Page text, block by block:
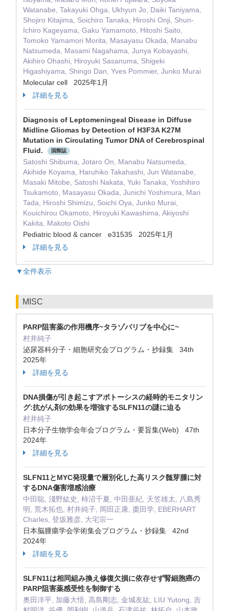
Watanabe, Takayuki Ohga, Ukhyun Jo, Daiki Taniyama,
Shojiro Kitajima, Soichiro Tanaka, Hiroshi Onji, Shun-
Ichiro Kageyama, Gaku Yamamoto, Hitoshi Saito,
Tomoko Yamamori Morita, Masayasu Okada, Manabu
Natsumeda, Masami Nagahama, Junya Kobayashi,
Akihiro Ohashi, Hiroyuki Sasanuma, Shigeki
Higashiyama, Shingo Dan, Yves Pommier, Junko Murai
Molecular cell 2025年1月
詳細を見る
Diagnosis of Leptomeningeal Disease in Diffuse
Midline Gliomas by Detection of H3F3A K27M
Mutation in Circulating Tumor DNA of Cerebrospinal
Fluid.
国際誌
Satoshi Shibuma, Jotaro On, Manabu Natsumeda,
Akihide Koyama, Haruhiko Takahashi, Jun Watanabe,
Masaki Mitobe, Satoshi Nakata, Yuki Tanaka, Yoshihiro
Tsukamoto, Masayasu Okada, Junichi Yoshimura, Mari
Tada, Hiroshi Shimizu, Soichi Oya, Junko Murai,
Kouichirou Okamoto, Hiroyuki Kawashima, Akiyoshi
Kakita, Makoto Oishi
Pediatric blood & cancer e31535 2025年1月
詳細を見る
▼全件表示
MISC
PARP阻害薬の作用機序~タラゾパリブを中心に~
村井純子
泌尿器科分子・細胞研究会プログラム・抄録集 34th
2025年
詳細を見る
DNA損傷が引き起こすアポトーシスの経時的モニタリン
グ:抗がん剤の効果を増強するSLFN11の謎に迫る
村井純子
日本分子生物学会年会プログラム・要旨集(Web) 47th
2024年
詳細を見る
SLFN11とMYC発現量で層別化した高リスク髄芽腫に対
するDNA傷害増感治療
中田聡, 淺野紘史, 柿沼千夏, 中田亜紀, 天笠雄太, 八島秀
明, 荒木拓也, 村井純子, 岡田正康, 棗田学, EBERHART
Charles, 登坂雅彦, 大宅宗一
日本脳腫瘍学会学術集会プログラム・抄録集 42nd
2024年
詳細を見る
SLFN11は相同組み換え修復欠損に依存せず腎細胞癌の
PARP阻害薬感受性を制御する
奥田洋平, 加藤大悟, 高島剛志, 金城友紘, LIU Yutong, 吉